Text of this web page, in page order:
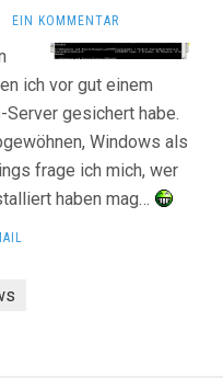
EIN KOMMENTAR
ich vor gut einem
gesichert habe.
Windows als
frage ich mich, wer
haben mag…